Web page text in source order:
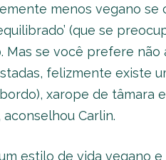
menos vegano
(que se
Mas se você prefere não
felizmente existe
xarope de tâmara
aconselhou Carlin.
estilo de vida vegano